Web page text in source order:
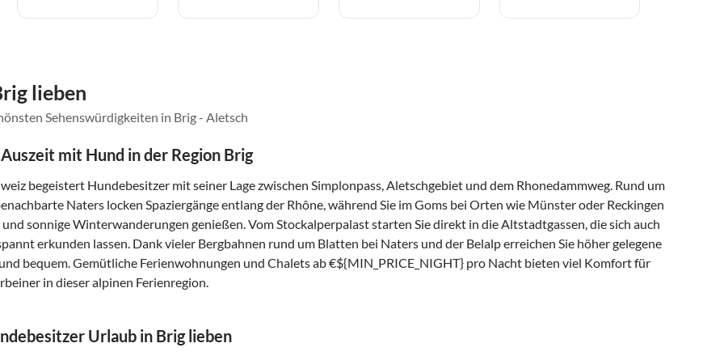
lieben
Sehenswürdigkeiten in Brig - Aletsch
mit Hund in der Region Brig
begeistert Hundebesitzer mit seiner Lage zwischen Simplonpass, Aletschgebiet und dem Rhonedammweg. Rund um
Naters locken Spaziergänge entlang der Rhône, während Sie im Goms bei Orten wie Münster oder Reckingen
und sonnige Winterwanderungen genießen. Vom Stockalperpalast starten Sie direkt in die Altstadtgassen, die sich auch
erkunden lassen. Dank vieler Bergbahnen rund um Blatten bei Naters und der Belalp erreichen Sie höher gelegene
bequem. Gemütliche Ferienwohnungen und Chalets ab €${MIN_PRICE_NIGHT} pro Nacht bieten viel Komfort für
in dieser alpinen Ferienregion.
Urlaub in Brig lieben